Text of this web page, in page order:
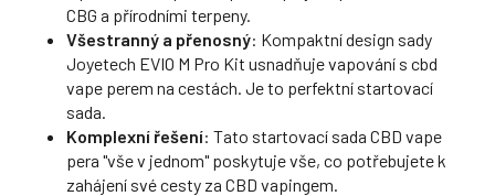
CBG a přírodními terpeny.
Všestranný a přenosný: Kompaktní design sady
Joyetech EVIO M Pro Kit usnadňuje vapování s cbd
vape perem na cestách. Je to perfektní startovací
sada.
Komplexní řešení: Tato startovací sada CBD vape
pera "vše v jednom" poskytuje vše, co potřebujete k
zahájení své cesty za CBD vapingem.